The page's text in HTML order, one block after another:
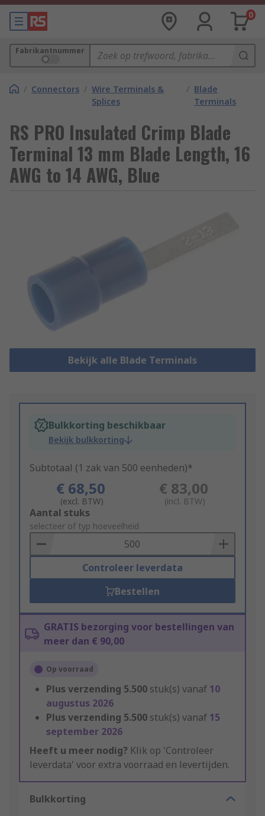
0
Fabrikantnummer
/ Connectors / Wire Terminals &
Splices
/ Blade
Terminals
RS PRO Insulated Crimp Blade
Terminal 13 mm Blade Length, 16
AWG to 14 AWG, Blue
Bekijk alle Blade Terminals
Bulkkorting beschikbaar
Bekijk bulkkorting
Subtotaal (1 zak van 500 eenheden)*
€ 68,50
(excl. BTW)
€ 83,00
(incl. BTW)
Add
to
Basket
Aantal stuks
selecteer of typ hoeveelheid
Controleer leverdata
Bestellen
GRATIS bezorging voor bestellingen van
meer dan € 90,00
Op voorraad
Plus verzending 5.500 stuk(s) vanaf 10
augustus 2026
Plus verzending 5.500 stuk(s) vanaf 15
september 2026
Heeft u meer nodig? Klik op 'Controleer
leverdata' voor extra voorraad en levertijden.
Bulkkorting